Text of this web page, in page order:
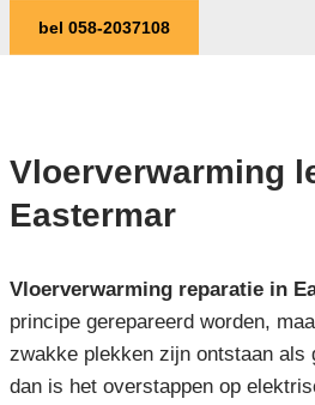
bel 058-2037108
Vloerverwarming
Eastermar
Vloerverwarming reparatie in
principe gerepareerd worden,
zwakke plekken zijn ontstaan als
dan is het overstappen op